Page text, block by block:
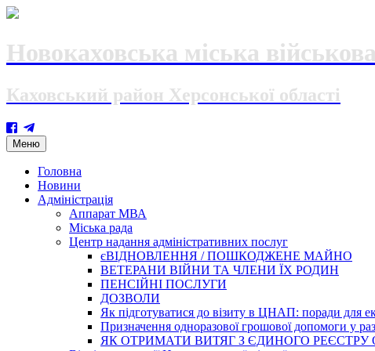
Новокаховська міська
Каховський район Херсонської області
Меню Skip
to
content
Головна
Новини
Адміністрація
Аппарат МВА
Міська рада
Центр надання адміністративних послуг
єВІДНОВЛЕННЯ / ПОШКОДЖЕНЕ МАЙНО
ВЕТЕРАНИ ВІЙНИ ТА ЧЛЕНИ ЇХ РОДИН
ПЕНСІЙНІ ПОСЛУГИ
ДОЗВОЛИ
Як підготуватися до візиту в ЦНАП: поради для
Призначення одноразової грошової допомоги у
ЯК ОТРИМАТИ ВИТЯГ З ЄДИНОГО РЕЄСТРУ